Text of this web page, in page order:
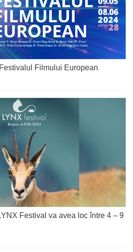
Filmului European
Festival va avea loc între 4 – 9